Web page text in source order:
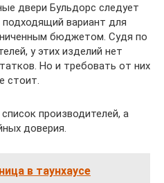
двери Бульдорс следует
подходящий вариант для
бюджетом. Судя по
у этих изделий нет
Но и требовать от них
стоит.
производителей, а
доверия.
в таунхаусе